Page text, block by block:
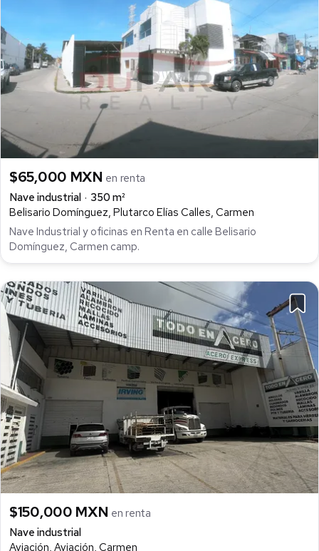
$65,000 MXN en renta
Nave industrial
350 m²
Belisario Domínguez, Plutarco Elías Calles, Carmen
Nave Industrial y oficinas en Renta en calle Belisario
Domínguez, Carmen camp.
$150,000 MXN en renta
Nave industrial
Aviación, Aviación, Carmen